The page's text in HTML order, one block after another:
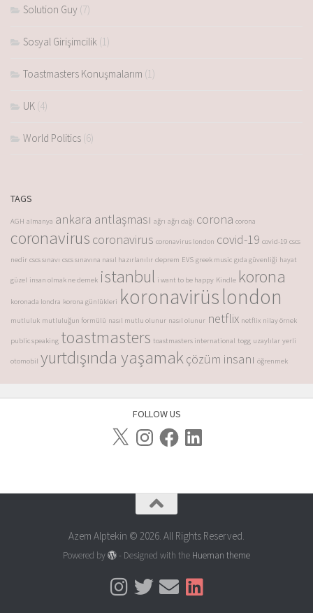
Solution Guy (7)
Sosyal Girişimcilik (1)
Toastmasters Konuşmalarım (1)
UK (4)
World Politics (6)
TAGS
AGH almanya ankara antlaşması ağrı ağrı dağı corona corona
coronavirus coronavirus coronavirus london covid-19 covid-19 cscs
nedir cscs sınavı cscs sınavına nasıl hazırlanılır deprem EVS greek music gıda güvenliği hayat
güzel insan olmak ne demek istanbul i want to be happy Kindle korona
koronada londra korona günlükleri koronavirüslondon
mutluluk mutluluğun formülü nasıl mutlu olunur nasıl olunur netflix netflix nilay örnek
public speaking toastmasters toastmasters international togg uzaylılar yerli
otomobil yurtdışında yaşamakçözüm insanı öğrenmek
FOLLOW US
Azem Alptekin © 2026. All Rights Reserved.
Powered by - Designed with the Hueman theme